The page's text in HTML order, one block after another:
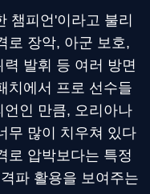
챔피언'이라고 불리
로 장악, 아군 보호,
발휘 등 여러 방면
치에서 프로 선수들
인 만큼, 오리아나
무 많이 치우쳐 있다
로 압박보다는 특정
파 활용을 보여주는